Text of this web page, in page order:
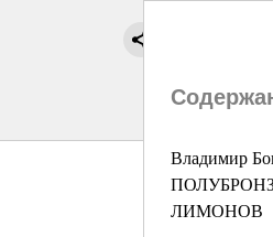
Владимир
ЛИМОНОВ